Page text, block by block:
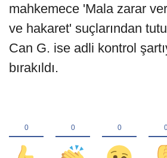
mahkemece 'Mala zarar
ve hakaret' suçlarından
Can G. ise adli kontrol
bırakıldı.